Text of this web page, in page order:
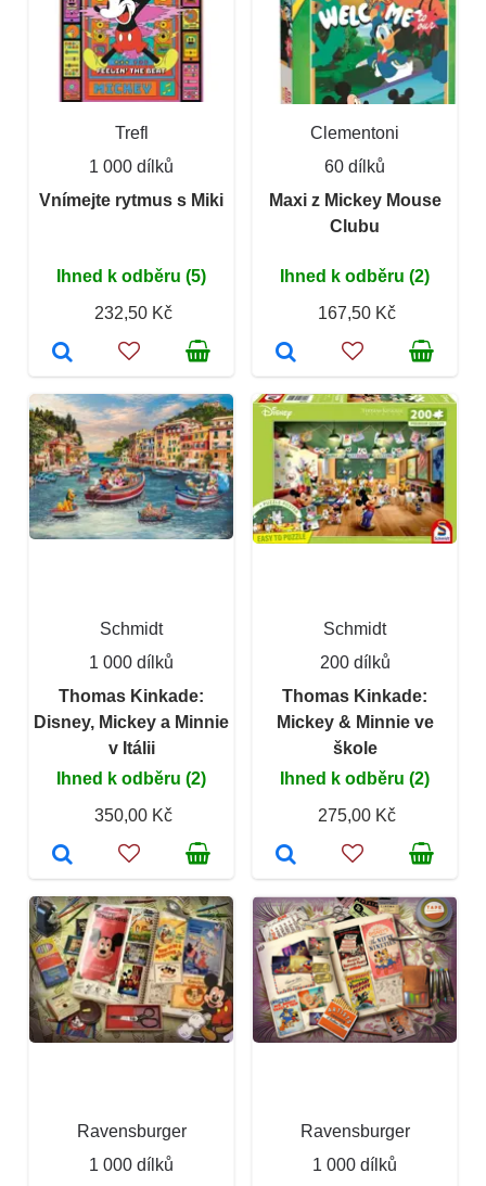
Trefl
1 000 dílků
Vnímejte rytmus s Miki
Ihned k odběru (5)
232,50 Kč
Clementoni
60 dílků
Maxi z Mickey Mouse
Clubu
Ihned k odběru (2)
167,50 Kč
Schmidt
1 000 dílků
Thomas Kinkade:
Disney, Mickey a Minnie
v Itálii
Ihned k odběru (2)
350,00 Kč
Schmidt
200 dílků
Thomas Kinkade:
Mickey & Minnie ve
škole
Ihned k odběru (2)
275,00 Kč
Ravensburger
1 000 dílků
Ravensburger
1 000 dílků